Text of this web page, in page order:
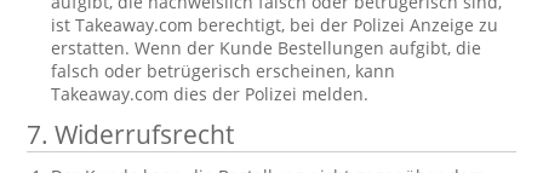
ist Takeaway.com berechtigt, bei der Polizei Anzeige zu
erstatten. Wenn der Kunde Bestellungen aufgibt, die
falsch oder betrügerisch erscheinen, kann
Takeaway.com dies der Polizei melden.
7. Widerrufsrecht